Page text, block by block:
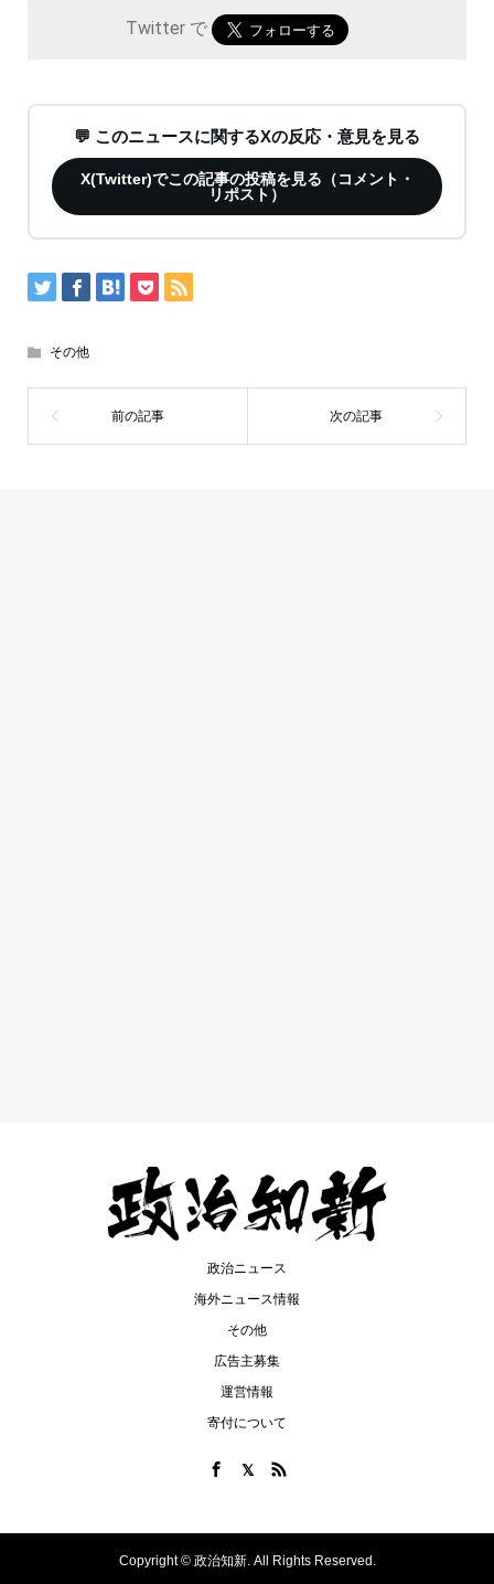
Twitter で
💬 このニュースに関するXの反応・意見を見る
X(Twitter)でこの記事の投稿を見る（コメント・
リポスト）
その他
政治ニュース
海外ニュース情報
その他
広告主募集
運営情報
寄付について
Copyright ©政治知新. All Rights Reserved.